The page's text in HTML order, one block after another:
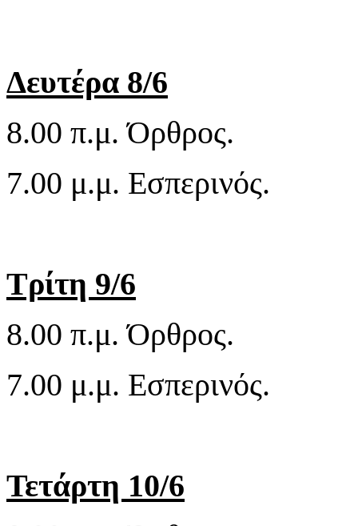
Δευτέρα 8/6
8.00 π.μ. Όρθρος.
7.00 μ.μ. Εσπερινός.
Τρίτη 9/6
8.00 π.μ. Όρθρος.
7.00 μ.μ. Εσπερινός.
Τετάρτη 10/6